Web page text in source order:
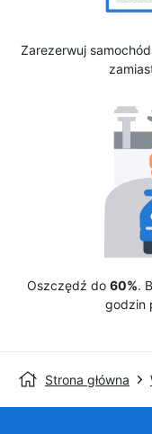
Zarezerwuj
Oszczędź do 60%.
godzin
Strona główna